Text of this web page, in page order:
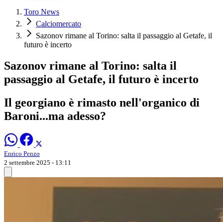
Toro News
Calciomercato
Sazonov rimane al Torino: salta il passaggio al Getafe, il
futuro è incerto
Sazonov rimane al Torino: salta il
passaggio al Getafe, il futuro è incerto
Il georgiano è rimasto nell'organico di
Baroni...ma adesso?
Enrico Penzo
2 settembre 2025 - 13:11